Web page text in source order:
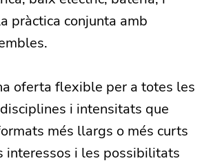
pràctica conjunta amb
oferta flexible per a totes les
i intensitats que
més llargs o més curts
interessos i les possibilitats